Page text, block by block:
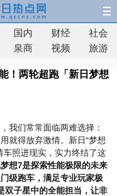
国内 财经
社会
泉商 视频 旅游
！两轮超跑「新日梦想
我们常常面临两难选择：
就得放弃激情。新日“梦想
车照进现实，实力终结了这
想7是探索性能极限的未来
级跑车，满足专业玩家极
双子星中的全能担当，让非